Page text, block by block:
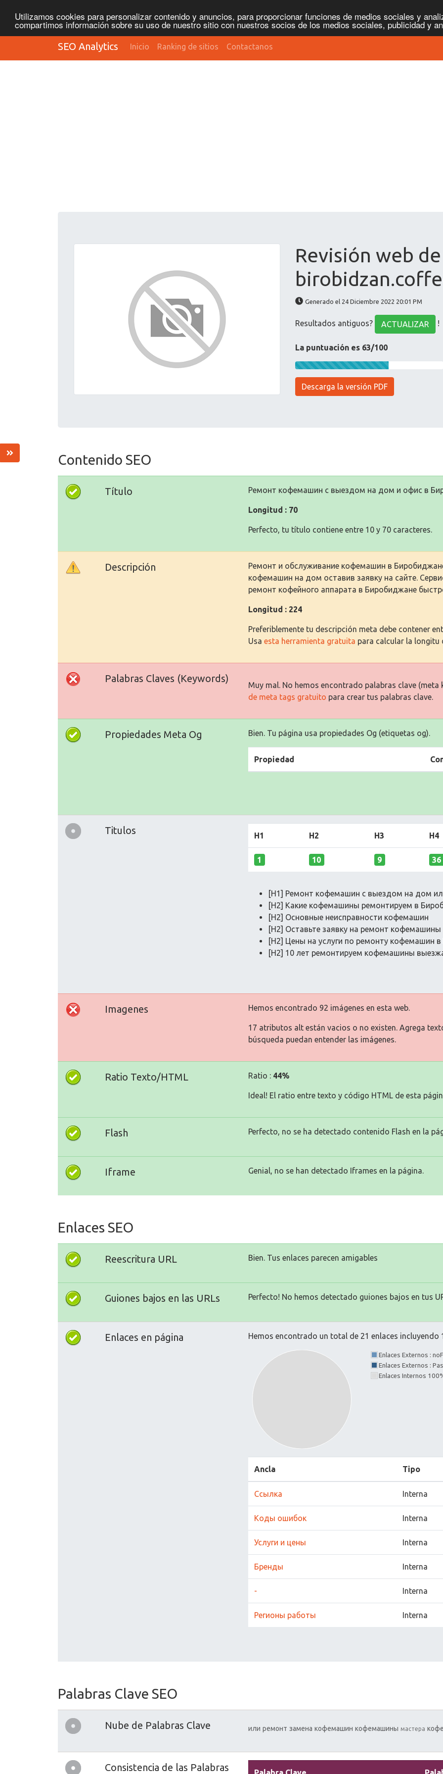
Utilizamos cookies para personalizar contenido y anuncios, para proporcionar funciones de medios sociales y
compartimos información sobre su uso de nuestro sitio con nuestros socios de los medios sociales, publicidad y
SEO Analytics Inicio Ranking de sitios Contactanos
Revisión web de
Generado el 24 Diciembre 2022 20:01 PM
Resultados antiguos? ACTUALIZAR !
La puntuación es 63/100
Descarga la versión PDF
Contenido SEO
Título Ремонт кофемашин с выездом на дом и офис в
Longitud : 70
Perfecto, tu título contiene entre 10 y 70 caracteres.
Descripción
Ремонт и обслуживание кофемашин в
кофемашин на дом оставив заявку на сайте.
ремонт кофейного аппарата в Биробиджане
Longitud : 224
Preferiblemente tu descripción meta debe contener
Usa esta herramienta gratuita para calcular la longitu
Palabras Claves (Keywords)
Muy mal. No hemos encontrado palabras clave (meta
de meta tags gratuito para crear tus palabras clave.
Propiedades Meta Og Bien. Tu página usa propiedades Og (etiquetas og).
Propiedad
Titulos H1 H2 H3 H4
1 10 9 36
[H1] Ремонт кофемашин с выездом на дом
[H2] Какие кофемашины ремонтируем в
[H2] Основные неисправности кофемашин
[H2] Оставьте заявку на ремонт кофемашины
[H2] Цены на услуги по ремонту кофемашин
[H2] 10 лет ремонтируем кофемашины
Imagenes Hemos encontrado 92 imágenes en esta web.
17 atributos alt están vacios o no existen. Agrega
búsqueda puedan entender las imágenes.
Ratio Texto/HTML Ratio : 44%
Ideal! El ratio entre texto y código HTML de esta
Flash Perfecto, no se ha detectado contenido Flash en la
Iframe Genial, no se han detectado Iframes en la página.
Enlaces SEO
Reescritura URL Bien. Tus enlaces parecen amigables
Guiones bajos en las URLs Perfecto! No hemos detectado guiones bajos en tus
Enlaces en página Hemos encontrado un total de 21 enlaces incluyendo
Enlaces Externos :
Enlaces Externos :
Enlaces Internos
Ancla Tipo
Ссылка Interna
Коды ошибок Interna
Услуги и цены Interna
Бренды Interna
- Interna
Регионы работы Interna
Palabras Clave SEO
Nube de Palabras Clave или ремонт замена кофемашин кофемашины мастера
Consistencia de las Palabras